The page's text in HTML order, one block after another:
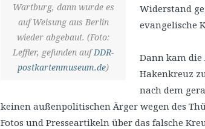
Wartburg, dann wurde es
auf Weisung aus Berlin
wieder abgebaut. (Foto:
Leffler, gefunden aufDDR-
postkartenmuseum.de)
Widerstand
evangelische
Dann kam die
Hakenkreuz
nach dem
keinen außenpolitischen Ärger wegen des
Fotos und Presseartikeln über das falsche